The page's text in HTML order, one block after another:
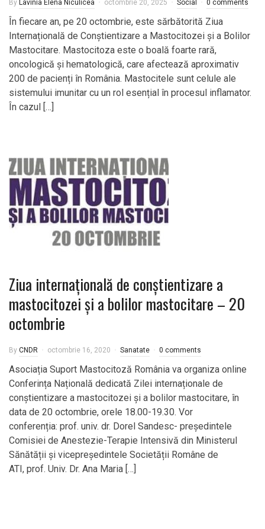
By Lavinia Elena Niculicea octombrie 20, 2025 Social 0 comments
În fiecare an, pe 20 octombrie, este sărbătorită Ziua
Internațională de Conștientizare a Mastocitozei și a Bolilor
Mastocitare. Mastocitoza este o boală foarte rară,
oncologică și hematologică, care afectează aproximativ
200 de pacienți în România. Mastocitele sunt celule ale
sistemului imunitar cu un rol esențial în procesul inflamator.
În cazul […]
Ziua internațională de conștientizare a
mastocitozei și a bolilor mastocitare – 20
octombrie
By CNDR octombrie 16, 2020 Sanatate 0 comments
Asociația Suport Mastocitoză România va organiza online
Conferința Națională dedicată Zilei internaționale de
conștientizare a mastocitozei și a bolilor mastocitare, în
data de 20 octombrie, orele 18.00-19.30. Vor
conferenția: prof. univ. dr. Dorel Sandesc- președintele
Comisiei de Anestezie-Terapie Intensivă din Ministerul
Sănătății și vicepreședintele Societății Române de
ATI, prof. Univ. Dr. Ana Maria […]